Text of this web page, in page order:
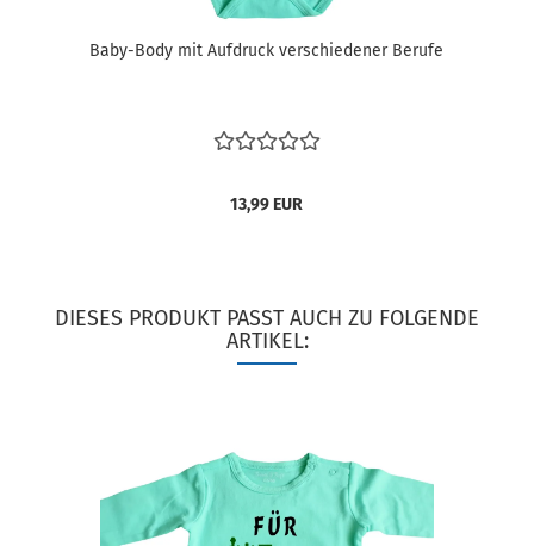
Baby-Body mit Aufdruck verschiedener Berufe
13,99 EUR
DIESES PRODUKT PASST AUCH ZU FOLGENDE
ARTIKEL: